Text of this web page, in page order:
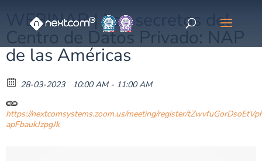
WEBINAR | Los secretos del
Centro de Datos Privado: NAP
de las Américas
28-03-2023 10:00 AM - 11:00 AM
https://nextcomsystems.zoom.us/meeting/register/
apFbaukJzpgJk